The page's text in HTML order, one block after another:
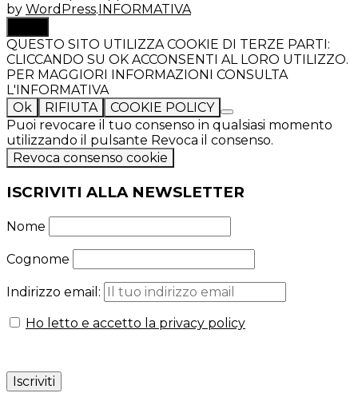
by WordPress. INFORMATIVA
QUESTO SITO UTILIZZA COOKIE DI TERZE PARTI:
CLICCANDO SU OK ACCONSENTI AL LORO UTILIZZO.
PER MAGGIORI INFORMAZIONI CONSULTA
L'INFORMATIVA
Ok
RIFIUTA
COOKIE POLICY
Puoi revocare il tuo consenso in qualsiasi momento
utilizzando il pulsante Revoca il consenso.
Revoca consenso cookie
ISCRIVITI ALLA NEWSLETTER
Nome
Cognome
Indirizzo email:
Ho letto e accetto la privacy policy